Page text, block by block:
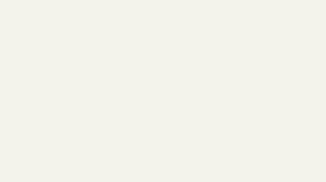
。
ビ台。北欧の雰囲気をベースに和風をち
間をつくります。